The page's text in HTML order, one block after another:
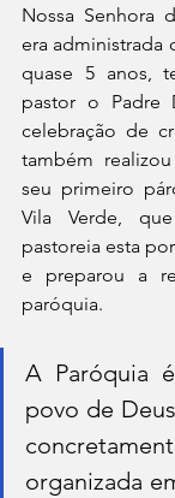
Nossa Senhora
era administrada
quase 5 anos,
pastor o Padre
celebração de
também
seu primeiro
Vila Verde,
pastoreia esta
e preparou a
paróquia.
A Paróquia
povo de
organizada